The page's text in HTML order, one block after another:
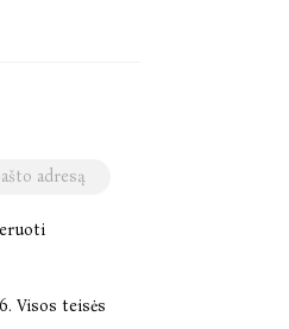
Visos teisės